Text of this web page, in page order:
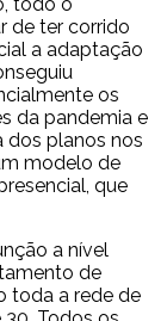
de ter corrido
a adaptação
os
da pandemia e
dos planos nos
modelo de
que
a nível
de
toda a rede de